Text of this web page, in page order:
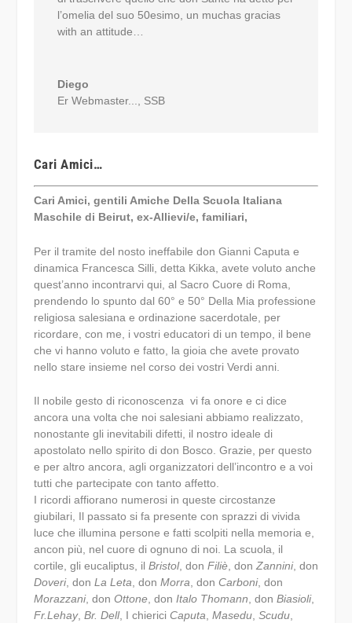
l’omelia del suo 50esimo, un muchas gracias
with an attitude…
Diego
Er Webmaster..., SSB
Cari Amici…
Cari Amici, gentili Amiche Della Scuola Italiana
Maschile di Beirut, ex-Allievi/e, familiari,
Per il tramite del nosto ineffabile don Gianni Caputa e
dinamica Francesca Silli, detta Kikka, avete voluto anche
quest’anno incontrarvi qui, al Sacro Cuore di Roma,
prendendo lo spunto dal 60° e 50° Della Mia professione
religiosa salesiana e ordinazione sacerdotale, per
ricordare, con me, i vostri educatori di un tempo, il bene
che vi hanno voluto e fatto, la gioia che avete provato
nello stare insieme nel corso dei vostri Verdi anni.
Il nobile gesto di riconoscenza vi fa onore e ci dice
ancora una volta che noi salesiani abbiamo realizzato,
nonostante gli inevitabili difetti, il nostro ideale di
apostolato nello spirito di don Bosco. Grazie, per questo
e per altro ancora, agli organizzatori dell’incontro e a voi
tutti che partecipate con tanto affetto.
I ricordi affiorano numerosi in queste circostanze
giubilari, Il passato si fa presente con sprazzi di vivida
luce che illumina persone e fatti scolpiti nella memoria e,
ancon più, nel cuore di ognuno di noi. La scuola, il
cortile, gli eucaliptus, il Bristol, don Filiè, don Zannini, don
Doveri, don La Leta , don Morra , don Carboni, don
Morazzani, don Ottone, don Italo Thomann , don Biasioli,
Fr.Lehay, Br. Dell, I chierici Caputa Masedu, Scudu,